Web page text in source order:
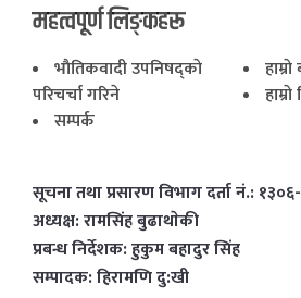
महत्वपूर्ण लिङ्कहरू
भाैतिकवादी उपनिषद्काे
परिचर्चा गरिने
सम्पर्क
सूचना तथा प्रसारण विभाग दर्ता नं.:
अध्यक्ष: रामसिंह बुढाथाेकी
प्रबन्ध निर्देशक: हुकुम बहादुर सिंह
सम्पादक: हिरामणि दु:खी